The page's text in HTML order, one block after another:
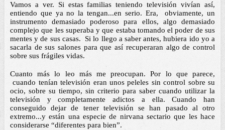
Vamos a ver. Si estas familias teniendo televisión vivían así,
entiendo que ya no la tengan...en serio. Era,  obviamente, un
instrumento demasiado poderoso para ellos, algo demasiado
complejo que les superaba y que estaba tomando el poder de sus
mentes y de sus casas.  Si lo llego a saber antes, hubiera ido yo a
sacarla de sus salones para que así recuperaran algo de control
sobre sus frágiles vidas.
Cuanto más lo leo más me preocupan. Por lo que parece,
cuando tenían televisión eran unos peleles sin control sobre su
ocio, sobre su tiempo, sin criterio para saber cuando utilizar la
televisión y completamente adictos a ella. Cuando han
conseguido dejar de tener televisión se han pasado al otro
extremo...y están una especie de nirvana sectario que les hace
considerarse “diferentes para bien”.